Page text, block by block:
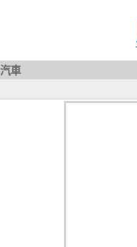
汽車